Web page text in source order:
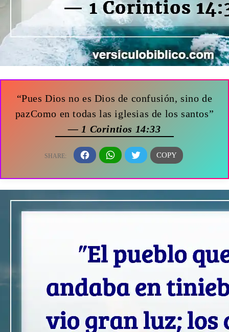
“Pues Dios no es Dios de confusión, sino de
pazComo en todas las iglesias de los santos”
— 1 Corintios 14:33